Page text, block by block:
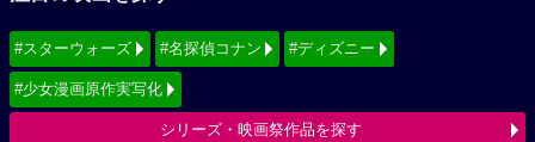
#スターウォーズ #名探偵コナン #ディズニー
#少女漫画原作実写化
シリーズ・映画祭作品を探す